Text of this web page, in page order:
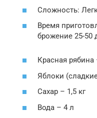
Сложность:
Время
брожение 25-50
Красная рябина
Яблоки
Сахар – 1,5 кг
Вода – 4 л